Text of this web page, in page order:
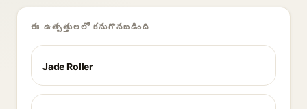
ఈ ఉత్పత్తులలో కనుగొనబడింది
Jade Roller